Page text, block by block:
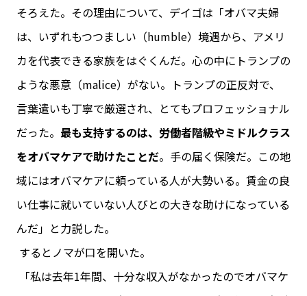
そろえた。その理由について、デイゴは「オバマ夫婦
は、いずれもつつましい（humble）境遇から、アメリ
カを代表できる家族をはぐくんだ。心の中にトランプの
ような悪意（malice）がない。トランプの正反対で、
言葉遣いも丁寧で厳選され、とてもプロフェッショナル
だった。 最も支持するのは、労働者階級やミドルクラス
をオバマケアで助けたことだ。手の届く保険だ。この地
域にはオバマケアに頼っている人が大勢いる。賃金の良
い仕事に就いていない人びとの大きな助けになっている
んだ」と力説した。
するとノマが口を開いた。
「私は去年1年間、十分な収入がなかったのでオバマケ